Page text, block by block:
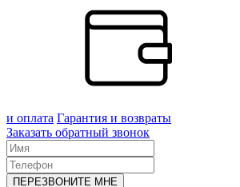
и оплата Гарантия и возвраты
Заказать обратный звонок
ПЕРЕЗВОНИТЕ МНЕ